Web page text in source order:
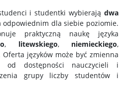
i studentki wybierają dwa
odpowiednim dla siebie poziomie.
praktyczną naukę języka
, litewskiego, niemieckiego,
Oferta języków może być zmienna
dostępności nauczycieli i
grupy liczby studentów i